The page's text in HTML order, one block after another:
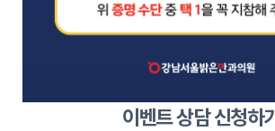
이벤트 상담 신청하기